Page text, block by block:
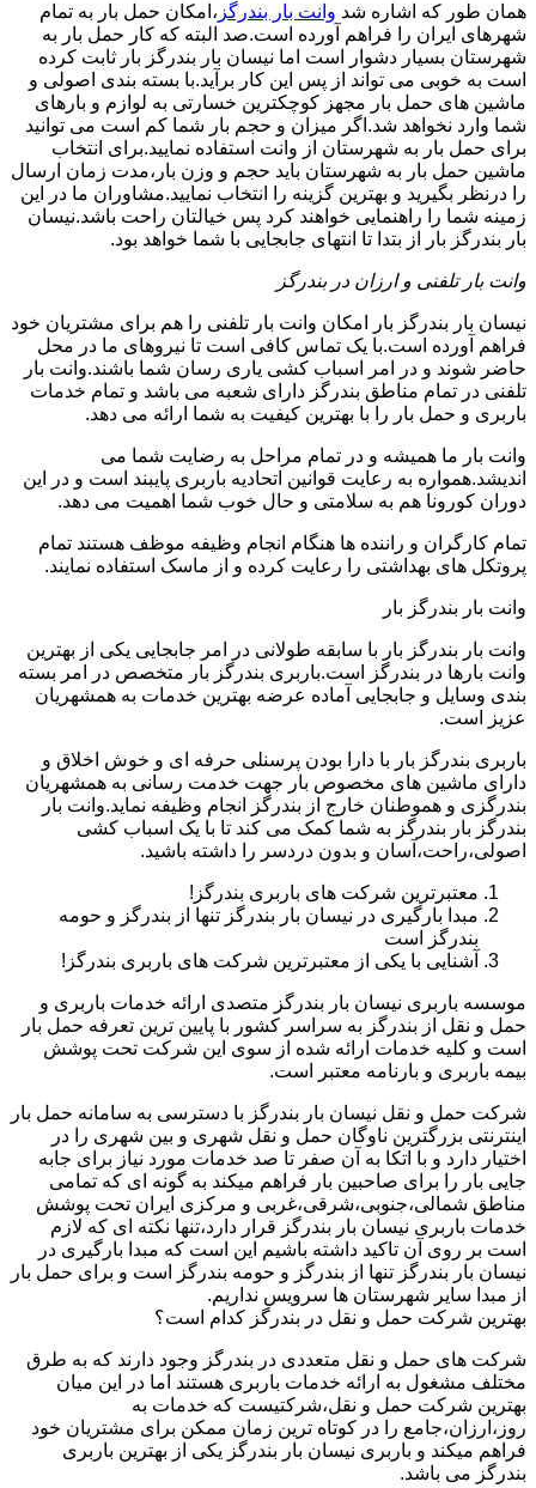
همان طور که اشاره شد وانت بار بندرگز ،امکان حمل بار به تمام
شهرهای ایران را فراهم آورده است.صد البته که کار حمل بار به
شهرستان بسیار دشوار است اما نیسان بار بندرگز بار ثابت کرده
است به خوبی می تواند از پس این کار برآید.با بسته بندی اصولی و
ماشین های حمل بار مجهز کوچکترین خسارتی به لوازم و بارهای
شما وارد نخواهد شد.اگر میزان و حجم بار شما کم است می توانید
برای حمل بار به شهرستان از وانت استفاده نمایید.برای انتخاب
ماشین حمل بار به شهرستان باید حجم و وزن بار،مدت زمان ارسال
را درنظر بگیرید و بهترین گزینه را انتخاب نمایید.مشاوران ما در این
زمینه شما را راهنمایی خواهند کرد پس خیالتان راحت باشد.نیسان
بار بندرگز بار از بتدا تا انتهای جابجایی با شما خواهد بود.
وانت بار تلفنی و ارزان در بندرگز
نیسان بار بندرگز بار امکان وانت بار تلفنی را هم برای مشتریان خود
فراهم آورده است.با یک تماس کافی است تا نیروهای ما در محل
حاضر شوند و در امر اسباب کشی یاری رسان شما باشند.وانت بار
تلفنی در تمام مناطق بندرگز دارای شعبه می باشد و تمام خدمات
باربری و حمل بار را با بهترین کیفیت به شما ارائه می دهد.
وانت بار ما همیشه و در تمام مراحل به رضایت شما می
اندیشد.همواره به رعایت قوانین اتحادیه باربری پایبند است و در این
دوران کورونا هم به سلامتی و حال خوب شما اهمیت می دهد.
تمام کارگران و راننده ها هنگام انجام وظیفه موظف هستند تمام
پروتکل های بهداشتی را رعایت کرده و از ماسک استفاده نمایند.
وانت بار بندرگز بار
وانت بار بندرگز بار با سابقه طولانی در امر جابجایی یکی از بهترین
وانت بارها در بندرگز است.باربری بندرگز بار متخصص در امر بسته
بندی وسایل و جابجایی آماده عرضه بهترین خدمات به همشهریان
عزیز است.
باربری بندرگز بار با دارا بودن پرسنلی حرفه ای و خوش اخلاق و
دارای ماشین های مخصوص بار جهت خدمت رسانی به همشهریان
بندرگزی و هموطنان خارج از بندرگز انجام وظیفه نماید.وانت بار
بندرگز بار بندرگز به شما کمک می کند تا با یک اسباب کشی
اصولی،راحت،آسان و بدون دردسر را داشته باشید.
معتبرترین شرکت های باربری بندرگز!
مبدا بارگیری در نیسان بار بندرگز تنها از بندرگز و حومه
بندرگز است
آشنایی با یکی از معتبرترین شرکت های باربری بندرگز!
موسسه باربری نیسان بار بندرگز متصدی ارائه خدمات باربری و
حمل و نقل از بندرگز به سراسر کشور با پایین ترین تعرفه حمل بار
است و کلیه خدمات ارائه شده از سوی این شرکت تحت پوشش
بیمه باربری و بارنامه معتبر است.
شرکت حمل و نقل نیسان بار بندرگز با دسترسی به سامانه حمل بار
اینترنتی بزرگترین ناوگان حمل و نقل شهری و بین شهری را در
اختیار دارد و با اتکا به آن صفر تا صد خدمات مورد نیاز برای جابه
جایی بار را برای صاحبین بار فراهم میکند به گونه ای که تمامی
مناطق شمالی،جنوبی،شرقی،غربی و مرکزی ایران تحت پوشش
خدمات باربری نیسان بار بندرگز قرار دارد،تنها نکته ای که لازم
است بر روی آن تاکید داشته باشیم این است که مبدا بارگیری در
نیسان بار بندرگز تنها از بندرگز و حومه بندرگز است و برای حمل بار
از مبدا سایر شهرستان ها سرویس نداریم.
بهترین شرکت حمل و نقل در بندرگز کدام است؟
شرکت های حمل و نقل متعددی در بندرگز وجود دارند که به طرق
مختلف مشغول به ارائه خدمات باربری هستند اما در این میان
بهترین شرکت حمل و نقل،شرکتیست که خدمات به
روز،ارزان،جامع را در کوتاه ترین زمان ممکن برای مشتریان خود
فراهم میکند و باربری نیسان بار بندرگز یکی از بهترین باربری
بندرگز می باشد.